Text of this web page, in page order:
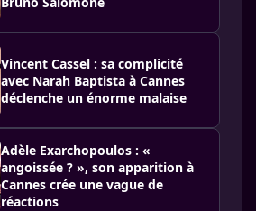
Vincent Cassel : sa complicité
avec Narah Baptista à Cannes
déclenche un énorme malaise
Adèle Exarchopoulos : «
angoissée ? », son apparition à
Cannes crée une vague de
réactions